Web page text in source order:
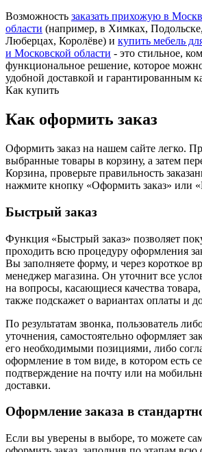
Возможность заказать прихожую в
области (например, в Химках,
Люберцах, Королёве) и купить мебель
и Московской области - это стильное,
функциональное решение, которое можно
удобной доставкой и гарантированным
Как купить
Как оформить заказ
Оформить заказ на нашем сайте легко.
выбранные товары в корзину, а затем
Корзина, проверьте правильность
нажмите кнопку «Оформить заказ» или
Быстрый заказ
Функция «Быстрый заказ» позволяет
проходить всю процедуру оформления
Вы заполняете форму, и через короткое
менеджер магазина. Он уточнит все
на вопросы, касающиеся качества
также подскажет о вариантах оплаты и
По результатам звонка, пользователь
уточнения, самостоятельно оформляет
его необходимыми позициями, либо
оформление в том виде, в котором есть
подтверждение на почту или на
доставки.
Оформление заказа в
Если вы уверены в выборе, то можете